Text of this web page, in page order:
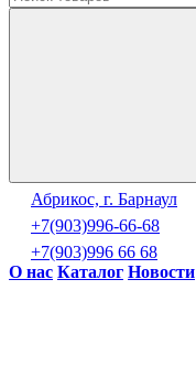
Абрикос, г. Барнаул
+7(903)996-66-68
+7(903)996 66 68
О нас Каталог Новости